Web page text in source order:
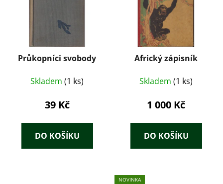
Průkopníci svobody
Skladem (1 ks)
39 Kč
DO KOŠÍKU
Africký zápisník
Skladem (1 ks)
1 000 Kč
DO KOŠÍKU
NOVINKA